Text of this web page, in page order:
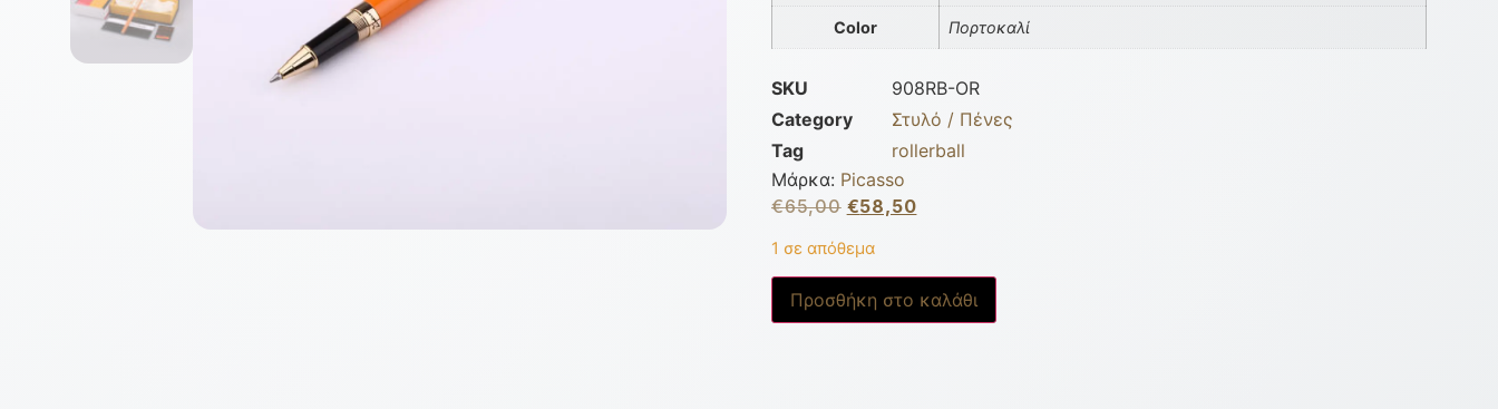
Color Πορτοκαλί
SKU
908RB-OR
Category
Στυλό / Πένες
Tag
rollerball
Μάρκα: Picasso
€65,00 €58,50
1 σε απόθεμα
Προσθήκη στο καλάθι